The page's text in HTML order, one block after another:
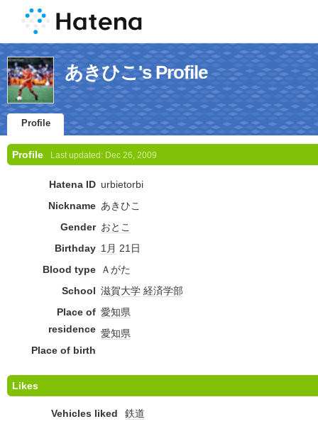
あきひこ's Profile
Profile
Profile Last updated: Dec 26, 2009
Hatena ID urbietorbi
Nickname あきひこ
Gender おとこ
Birthday 1月 21日
Blood type
Ａがた
School 滋賀大学 経済学部
Place of
residence
愛知県
Place of birth
愛知県
Likes
Vehicles liked 鉄道